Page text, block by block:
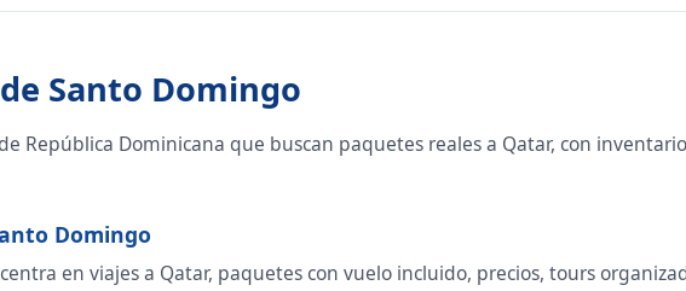
Santo Domingo
República Dominicana que buscan paquetes reales a Qatar, con
Domingo
en viajes a Qatar, paquetes con vuelo incluido, precios, tours